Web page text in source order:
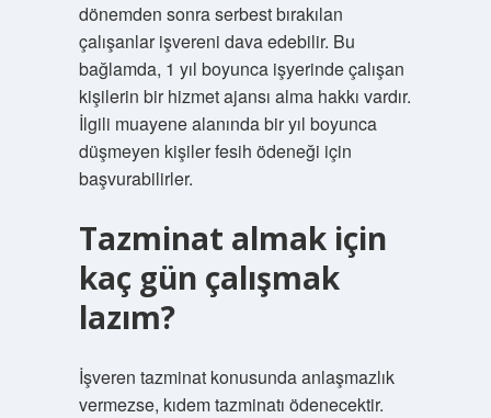
dönemden sonra serbest bırakılan
çalışanlar işvereni dava edebilir. Bu
bağlamda, 1 yıl boyunca işyerinde çalışan
kişilerin bir hizmet ajansı alma hakkı vardır.
İlgili muayene alanında bir yıl boyunca
düşmeyen kişiler fesih ödeneği için
başvurabilirler.
Tazminat almak için
kaç gün çalışmak
lazım?
İşveren tazminat konusunda anlaşmazlık
vermezse, kıdem tazminatı ödenecektir.